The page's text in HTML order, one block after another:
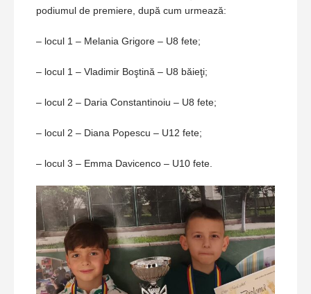
podiumul de premiere, după cum urmează:
– locul 1 – Melania Grigore – U8 fete;
– locul 1 – Vladimir Boştină – U8 băieţi;
– locul 2 – Daria Constantinoiu – U8 fete;
– locul 2 – Diana Popescu – U12 fete;
– locul 3 – Emma Davicenco – U10 fete.